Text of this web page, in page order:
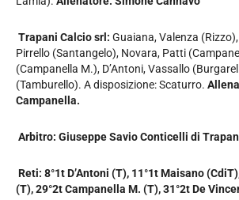
Trapani Calcio srl: Guaiana, Valenza
Pirrello (Santangelo), Novara, Patti
(Campanella M.), D’Antoni, Vassallo
(Tamburello). A disposizione: Scaturro.
Campanella.
Arbitro: Giuseppe Savio Conticelli di
Reti: 8°1t D’Antoni (T), 11°1t Maisano
(T), 29°2t Campanella M. (T), 31°2t De